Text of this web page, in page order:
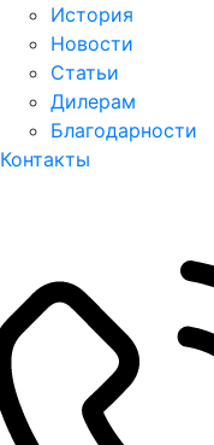
История
Новости
Статьи
Дилерам
Благодарности
Контакты